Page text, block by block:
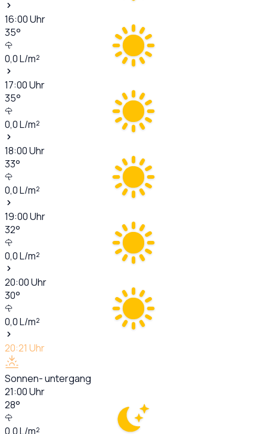
16:00Uhr
35°
0,0L/m²
17:00Uhr
35°
0,0L/m²
18:00Uhr
33°
0,0L/m²
19:00Uhr
32°
0,0L/m²
20:00Uhr
30°
0,0L/m²
20:21 Uhr
Sonnen- untergang
21:00Uhr
28°
0,0L/m²